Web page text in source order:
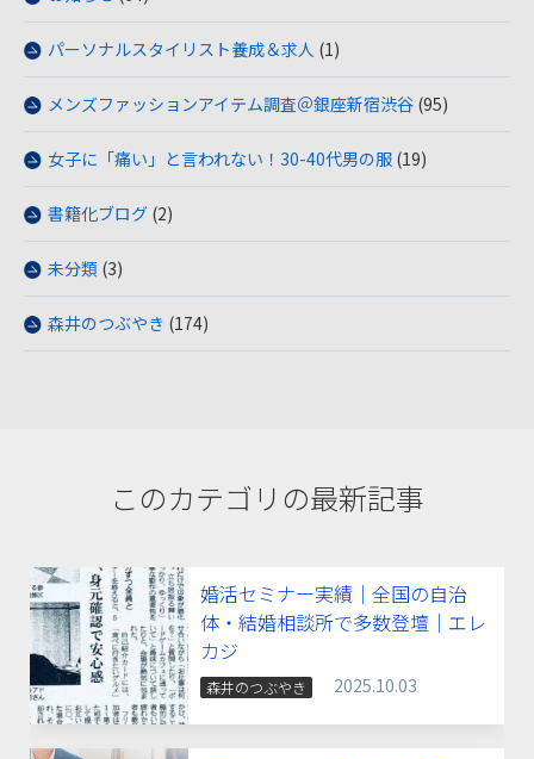
パーソナルスタイリスト養成＆求人 (1)
メンズファッションアイテム調査＠銀座新宿渋谷 (95)
女子に「痛い」と言われない！30-40代男の服 (19)
書籍化ブログ (2)
未分類 (3)
森井のつぶやき (174)
このカテゴリの最新記事
婚活セミナー実績｜全国の自治
体・結婚相談所で多数登壇｜エレ
カジ
森井のつぶやき 2025.10.03